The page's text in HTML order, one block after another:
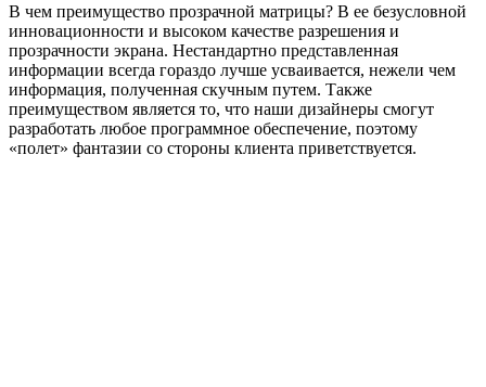
В чем преимущество прозрачной матрицы? В ее безусловной
инновационности и высоком качестве разрешения и
прозрачности экрана. Нестандартно представленная
информации всегда гораздо лучше усваивается, нежели чем
информация, полученная скучным путем. Также
преимуществом является то, что наши дизайнеры смогут
разработать любое программное обеспечение, поэтому
«полет» фантазии со стороны клиента приветствуется.